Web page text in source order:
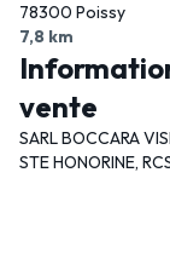
78300 Poissy
7,8 km
vente
SARL BOCCARA
STE HONORINE,